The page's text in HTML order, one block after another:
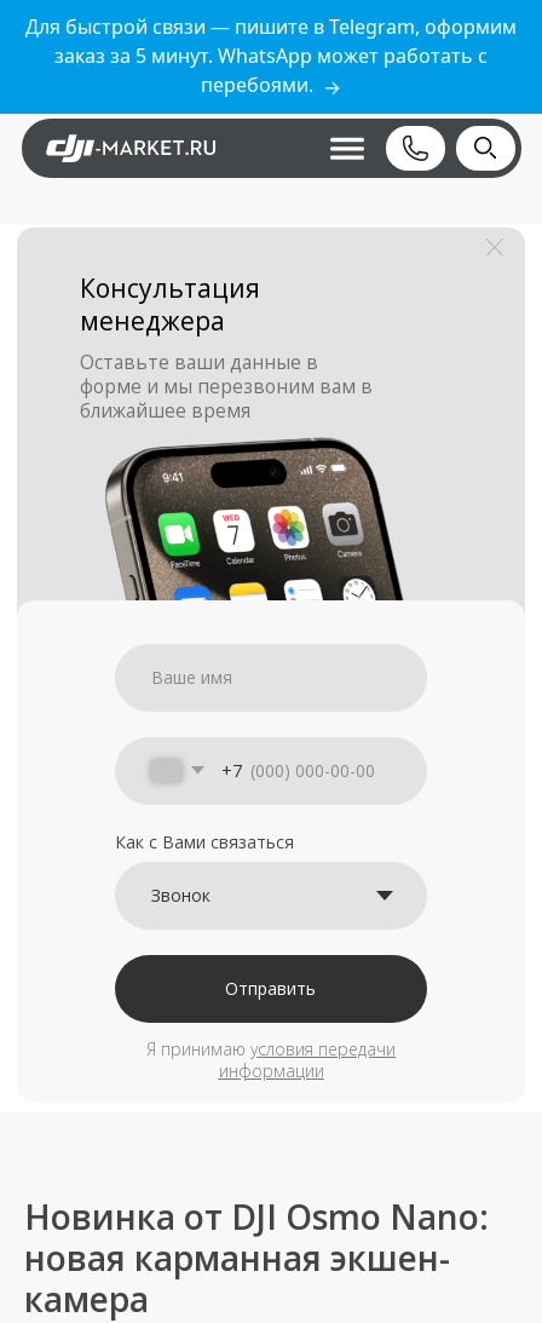
Для быстрой связи — пишите в Telegram, оформим
заказ за 5 минут. WhatsApp может работать с
перебоями. →
менеджера
форме и мы перезвоним вам в
ближайшее время
+7
Как с Вами связаться
информации
Новинка от DJI Osmo Nano:
новая карманная экшен-
камера